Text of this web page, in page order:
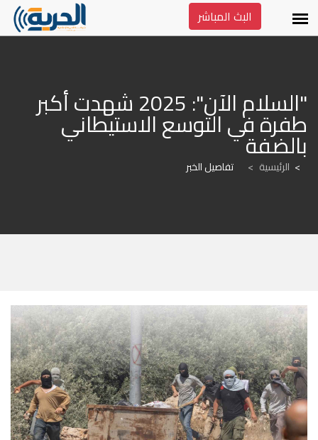
البث المباشر
"السلام الآن": 2025 شهدت أكبر
طفرة في التوسع الاستيطاني
بالضفة
الرئيسية > تفاصيل الخبر